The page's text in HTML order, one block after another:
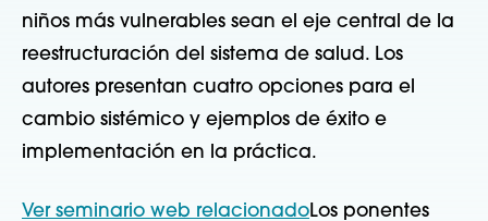
niños más vulnerables sean el eje central de la
reestructuración del sistema de salud. Los
autores presentan cuatro opciones para el
cambio sistémico y ejemplos de éxito e
implementación en la práctica.
Ver seminario web relacionadoLos ponentes